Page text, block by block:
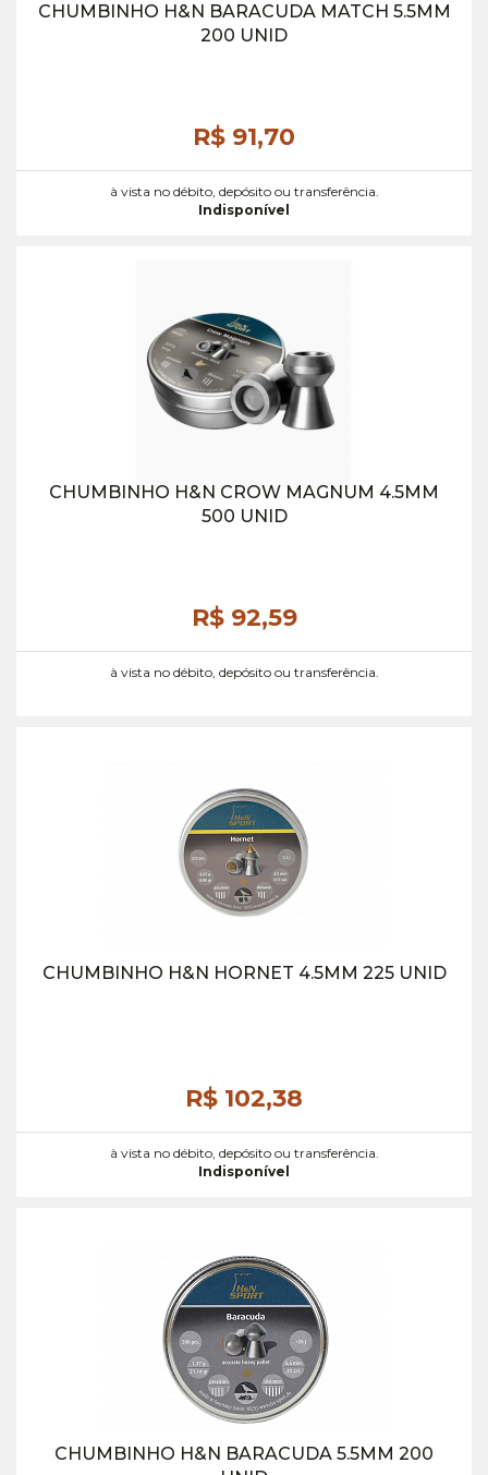
CHUMBINHO H&N BARACUDA MATCH 5.5MM
200 UNID
R$ 91,70
à vista no débito, depósito ou transferência.
Indisponível
CHUMBINHO H&N CROW MAGNUM 4.5MM
500 UNID
R$ 92,59
à vista no débito, depósito ou transferência.
CHUMBINHO H&N HORNET 4.5MM 225 UNID
R$ 102,38
à vista no débito, depósito ou transferência.
Indisponível
CHUMBINHO H&N BARACUDA 5.5MM 200